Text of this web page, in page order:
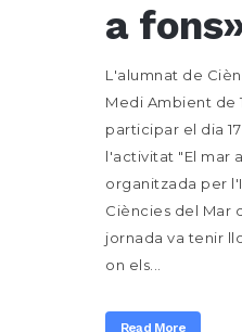
a
L'alumnat de
Medi Ambient de
participar el dia
l'activitat "El mar a
organitzada per
Ciències del Mar
jornada va tenir
on els...
Read More